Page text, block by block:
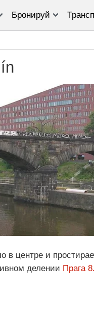
Бронируй
в центре и
делении Прага 8.